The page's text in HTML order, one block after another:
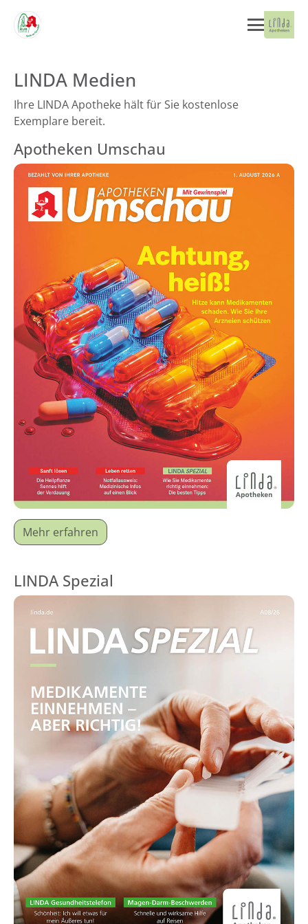
LINDA Medien
Ihre LINDA Apotheke hält für Sie kostenlose
Exemplare bereit.
Apotheken Umschau
Mehr erfahren
LINDA Spezial